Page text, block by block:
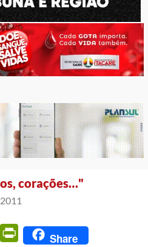
corações…"
Email PrintFriendly
Share